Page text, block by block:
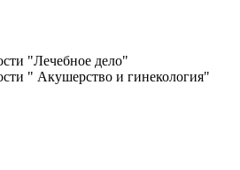
"Лечебное дело"
" Акушерство и гинекология"